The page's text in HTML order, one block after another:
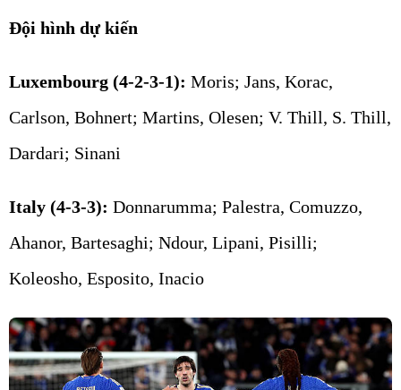
Đội hình dự kiến
Luxembourg (4-2-3-1): Moris; Jans, Korac,
Carlson, Bohnert; Martins, Olesen; V. Thill, S. Thill,
Dardari; Sinani
Italy (4-3-3): Donnarumma; Palestra, Comuzzo,
Ahanor, Bartesaghi; Ndour, Lipani, Pisilli;
Koleosho, Esposito, Inacio